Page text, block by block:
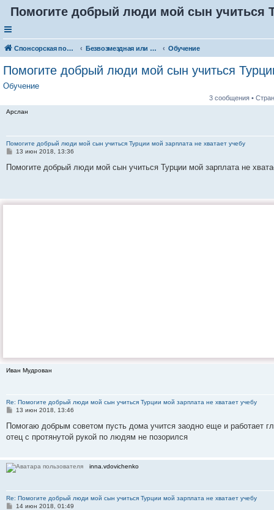
Помогите добрый люди мой сын учиться
Спонсорская помощь. Разместите своё объявление в соответствующей рубрике Безвозмездная или условно-безвозмездная помощь Обучение
Помогите добрый люди мой сын учиться
Обучение
3 сообщения •
Арслан
Помогите добрый люди мой сын учиться Турции мой зарплата не хватает учебу
С
о
13 июн 2018, 13:36
Помогите добрый люди мой сын учиться Турции мой зарплата не
Иван Мудрован
Re: Помогите добрый люди мой сын учиться Турции мой зарплата не хватает учебу
С
о
щ
и
е
13 июн 2018, 13:46
Помогаю добрым советом пусть дома учится заодно еще и работает
отец с протянутой рукой по людям не позорился
inna.vdovichenko
Re: Помогите добрый люди мой сын учиться Турции мой зарплата не хватает учебу
С14 июн 2018, 01:49